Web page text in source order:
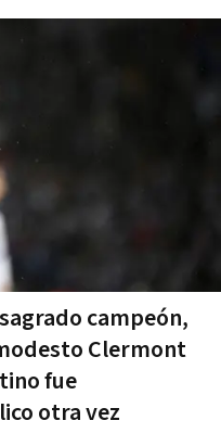
campeón,
Clermont
fue
otra vez